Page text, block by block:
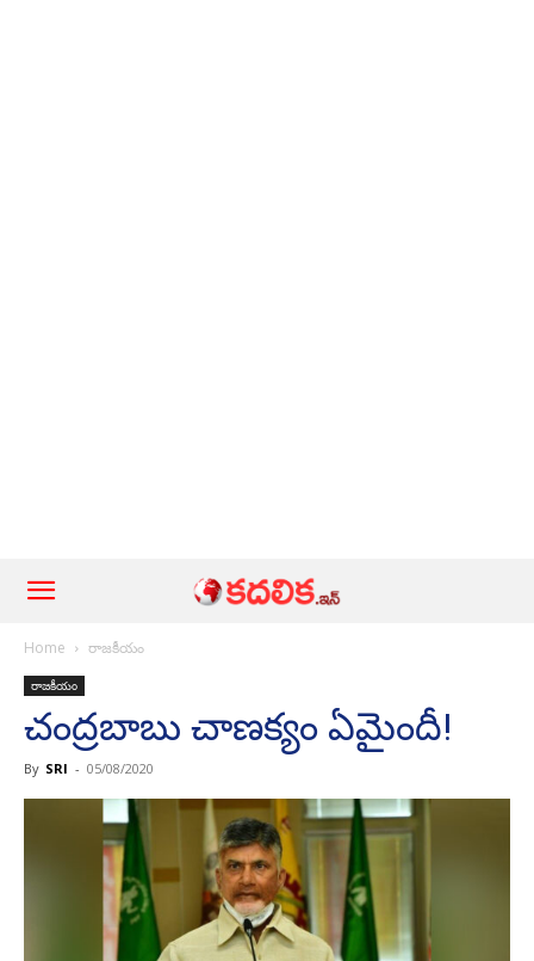
Home రాజ‌కీయం
రాజ‌కీయం
చంద్ర‌బాబు చాణ‌క్యం ఏమైందీ!
By SRI - 05/08/2020